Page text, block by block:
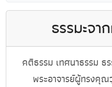
ธรรมะจ
คติธรรม เทศนาธรรม ธ
พระอาจารย์ผู้ทรงคุ